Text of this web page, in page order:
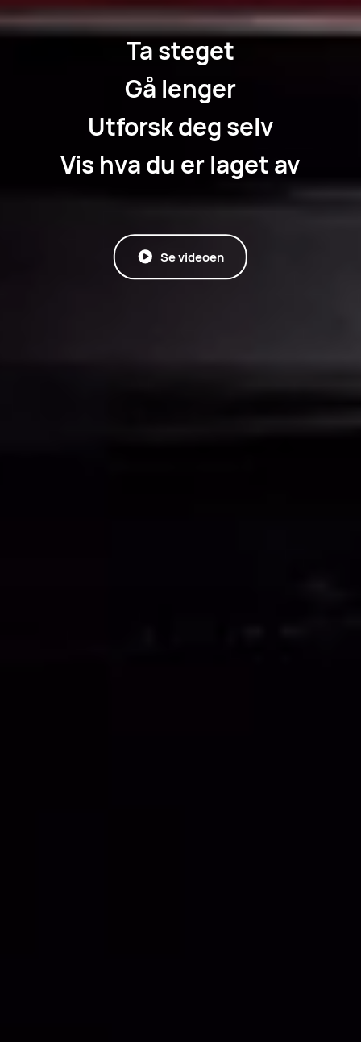
Ta steget
Gå lenger
Utforsk deg selv
Vis hva du er laget av
Se videoen